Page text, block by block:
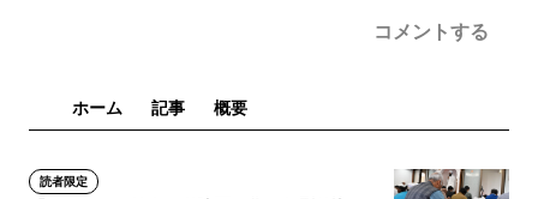
コメントする
ホーム 記事 概要
読者限定